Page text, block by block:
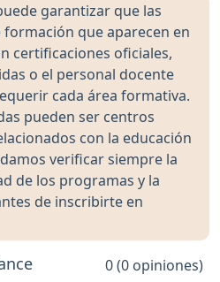
garantizar que las
que aparecen en
certificaciones oficiales,
o el personal docente
cada área formativa.
pueden ser centros
con la educación
verificar siempre la
de los programas y la
de inscribirte en
0 (0 opiniones)